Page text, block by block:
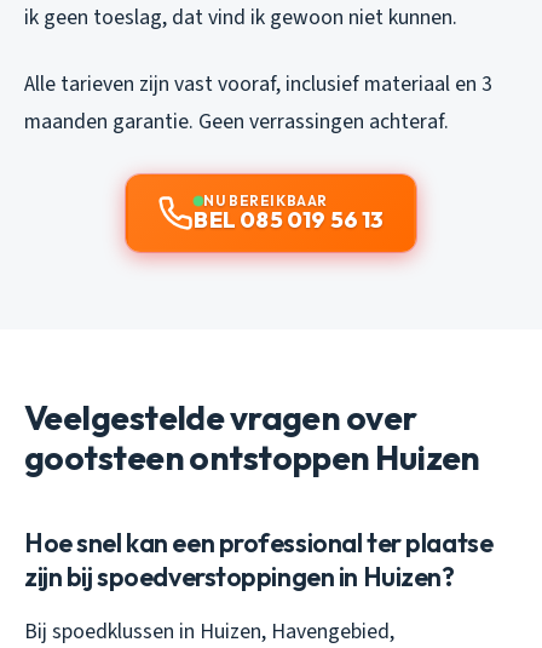
ik geen toeslag, dat vind ik gewoon niet kunnen.
Alle tarieven zijn vast vooraf, inclusief materiaal en 3
maanden garantie. Geen verrassingen achteraf.
NU BEREIKBAAR
BEL 085 019 56 13
Veelgestelde vragen over
gootsteen ontstoppen Huizen
Hoe snel kan een professional ter plaatse
zijn bij spoedverstoppingen in Huizen?
Bij spoedklussen in Huizen, Havengebied,